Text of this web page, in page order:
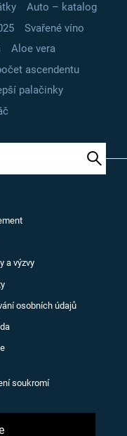
Auto – katalog
Svařené víno
Aloe vera
ascendentu
palačinky
a výzvy
osobních údajů
soukromí